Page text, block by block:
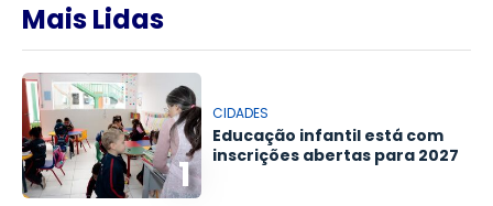
Mais Lidas
1
CIDADES
Educação infantil está com
inscrições abertas para 2027